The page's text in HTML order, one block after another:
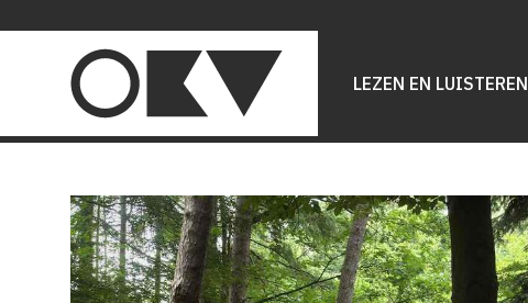
navigation
LEZEN EN LUISTEREN